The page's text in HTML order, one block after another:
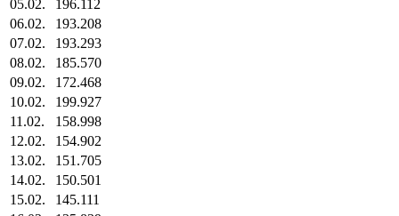
05.02.
196.112
06.02.
193.208
07.02.
193.293
08.02.
185.570
09.02.
172.468
10.02.
199.927
11.02.
158.998
12.02.
154.902
13.02.
151.705
14.02.
150.501
15.02.
145.111